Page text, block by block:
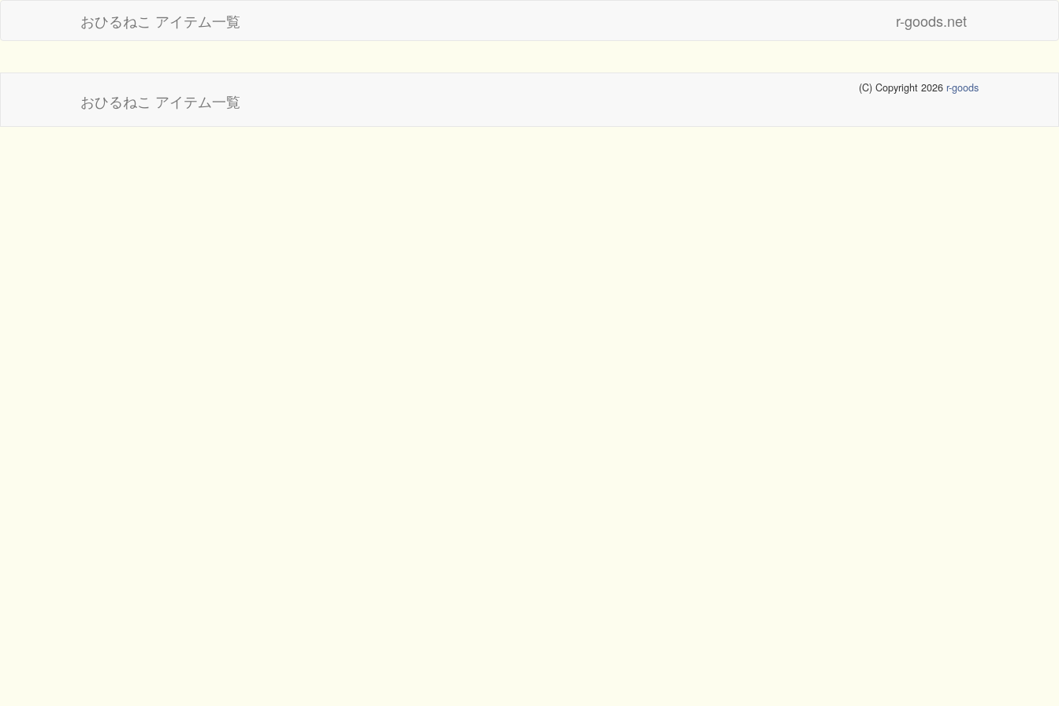
おひるねこ アイテム一覧 r-goods.net
おひるねこ アイテム一覧
(C) Copyright 2026 r-goods